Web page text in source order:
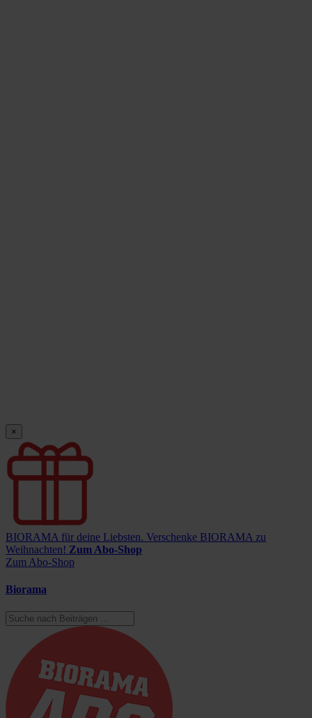
×
BIORAMA für deine Liebsten. Verschenke BIORAMA zu
Weihnachten! Zum Abo-Shop
Zum Abo-Shop
Biorama